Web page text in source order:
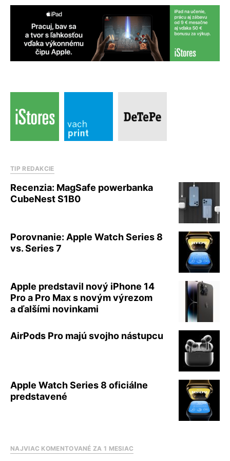
TIP REDAKCIE
Recenzia: MagSafe powerbanka
CubeNest S1B0
Porovnanie: Apple Watch Series 8
vs. Series 7
Apple predstavil nový iPhone 14
Pro a Pro Max s novým výrezom
a ďalšími novinkami
AirPods Pro majú svojho nástupcu
Apple Watch Series 8 oficiálne
predstavené
NAJVIAC KOMENTOVANÉ ZA 1 MESIAC